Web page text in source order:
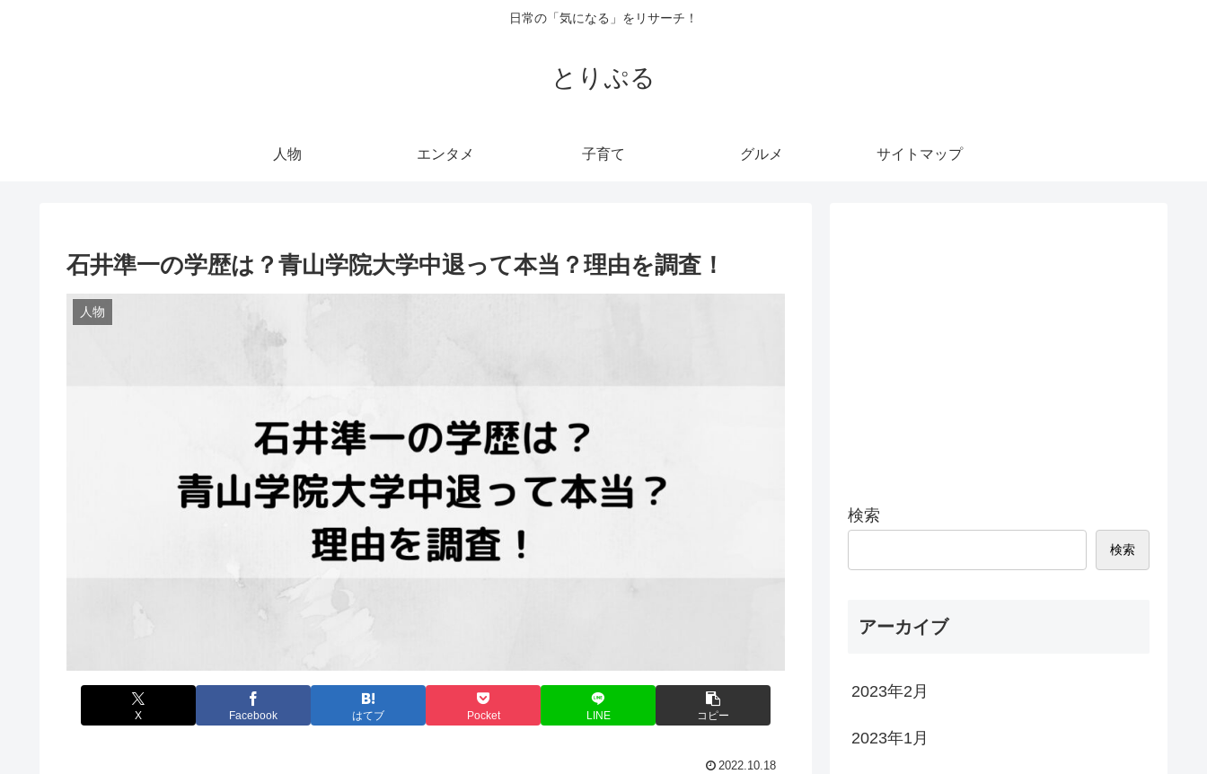
日常の「気になる」をリサーチ！
とりぷる
人物 エンタメ 子育て グルメ サイトマップ
石井準一の学歴は？青山学院大学中退って本当？理由を調査！
人物
X Facebook はてブ Pocket LINE コピー
2022.10.18
検索
検索
アーカイブ
2023年2月
2023年1月